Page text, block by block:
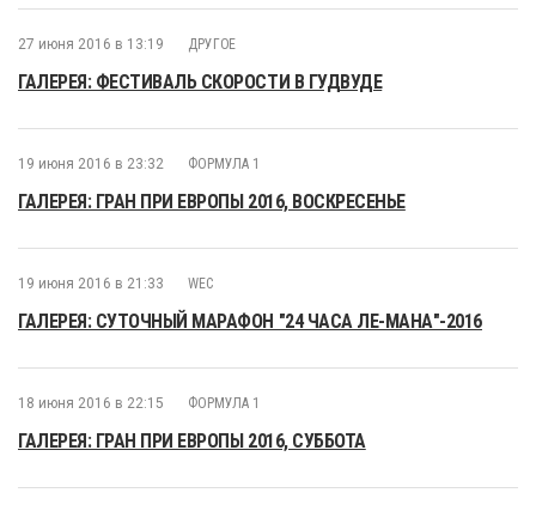
27 июня 2016 в 13:19 ДРУГОЕ
ГАЛЕРЕЯ: ФЕСТИВАЛЬ СКОРОСТИ В ГУДВУДЕ
19 июня 2016 в 23:32 ФОРМУЛА 1
ГАЛЕРЕЯ: ГРАН ПРИ ЕВРОПЫ 2016, ВОСКРЕСЕНЬЕ
19 июня 2016 в 21:33 WEC
ГАЛЕРЕЯ: СУТОЧНЫЙ МАРАФОН "24 ЧАСА ЛЕ-МАНА"-2016
18 июня 2016 в 22:15 ФОРМУЛА 1
ГАЛЕРЕЯ: ГРАН ПРИ ЕВРОПЫ 2016, СУББОТА